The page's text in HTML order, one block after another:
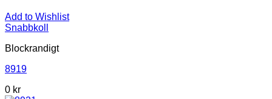
Add to Wishlist
Snabbkoll
Blockrandigt
8919
0 kr